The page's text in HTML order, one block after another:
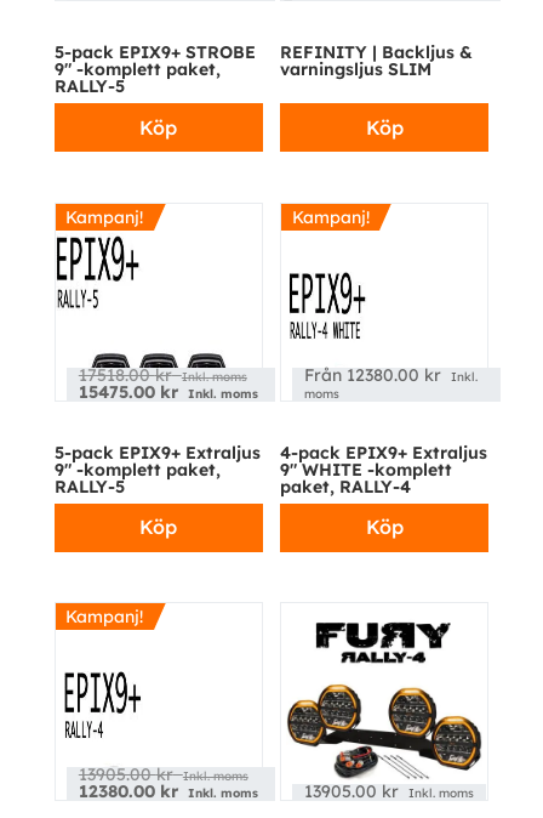
5-pack EPIX9+ STROBE
9″ -komplett paket,
RALLY-5
Köp
REFINITY | Backljus &
varningsljus SLIM
Köp
Kampanj!
17518.00kr Inkl. moms
15475.00 kr Inkl. moms
5-pack EPIX9+ Extraljus
9″ -komplett paket,
RALLY-5
Köp
Kampanj!
Från 12380.00 kr
Inkl.
moms
4-pack EPIX9+ Extraljus
9″ WHITE -komplett
paket, RALLY-4
Köp
Kampanj!
13905.00kr Inkl. moms
12380.00 kr Inkl. moms 13905.00 kr Inkl. moms